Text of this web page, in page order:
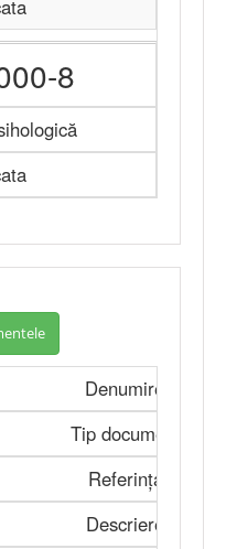
8
Denumire
Tip document
Referința
Descriere